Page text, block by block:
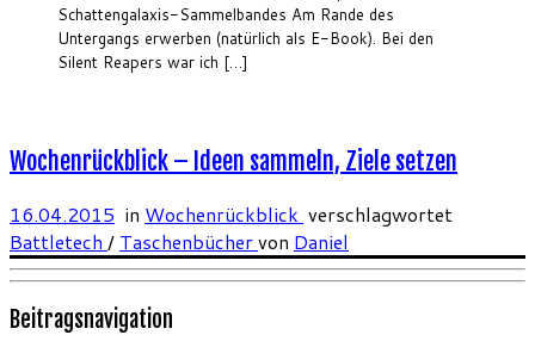
Schattengalaxis-Sammelbandes Am Rande des
Untergangs erwerben (natürlich als E-Book). Bei den
Silent Reapers war ich […]
Wochenrückblick – Ideen sammeln, Ziele setzen
16.04.2015 in Wochenrückblick verschlagwortet
Battletech / Taschenbüchervon Daniel
Beitragsnavigation